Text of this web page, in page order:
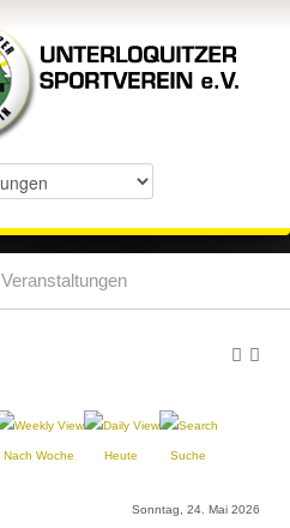
Veranstaltungen
Nach Woche Heute Suche
Sonntag, 24. Mai 2026